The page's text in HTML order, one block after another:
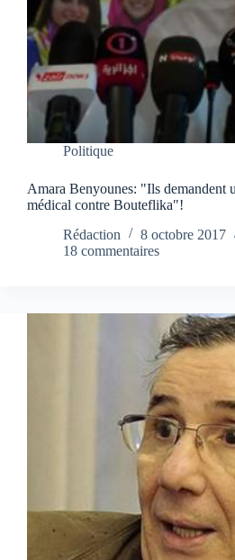
Politique
Amara Benyounes: "Ils demandent
médical contre Bouteflika"!
Rédaction
8 octobre 2017
18 commentaires